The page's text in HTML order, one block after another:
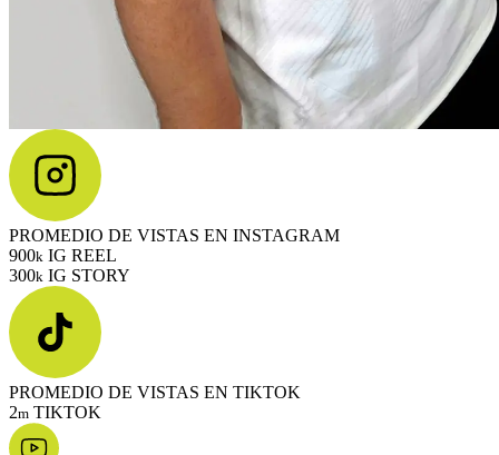
PROMEDIO DE VISTAS EN INSTAGRAM
900k IG REEL
300k IG STORY
PROMEDIO DE VISTAS EN TIKTOK
2m TIKTOK